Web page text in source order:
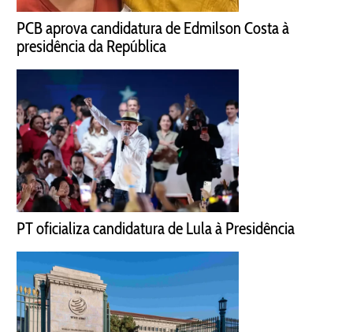
PCB aprova candidatura de Edmilson Costa à
presidência da República
PT oficializa candidatura de Lula à Presidência